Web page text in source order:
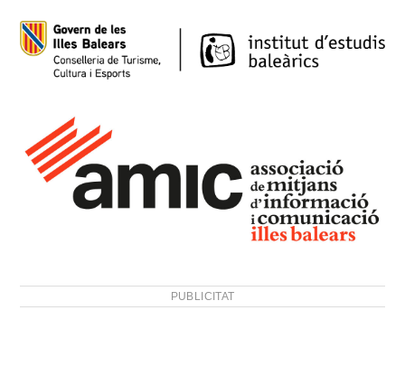
PUBLICITAT